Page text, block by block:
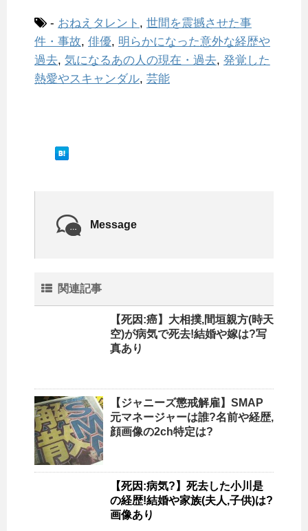
- おねえタレント , 世間を震撼させた事
件・事故, 俳優, 明らかになった意外な経歴や
過去, 気になるあの人の現在・過去, 発覚した
熱愛やスキャンダル, 芸能
Message
関連記事
【死因:癌】大相撲,間垣親方(時天
空)が病気で死去!結婚や嫁は?写
真あり
【ジャニーズ懲戒解雇】SMAP
元マネージャーは誰?名前や経歴,
顔画像の2ch特定は?
【死因:病気?】死去した小川是
の経歴!結婚や家族(夫人,子供)は?
画像あり